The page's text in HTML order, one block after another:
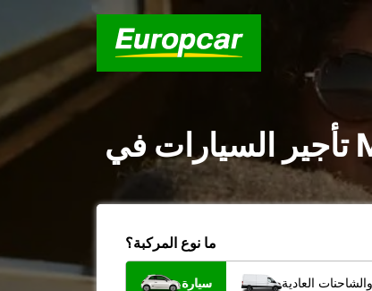
ما نوع المركبة؟
سيارة العادية